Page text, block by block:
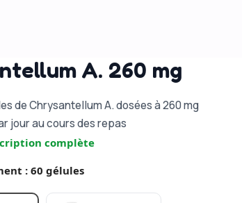
A. 260 mg
de Chrysantellum A. dosées à 260 mg
jour au cours des repas
complète
: 60 gélules